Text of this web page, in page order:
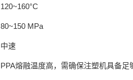
MPa
速
熔融温度高，需确保注塑机具备足